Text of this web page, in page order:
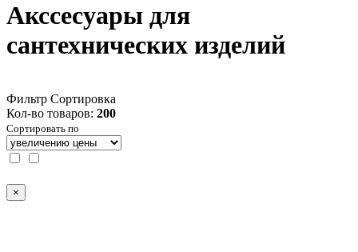
Акссесуары для
сантехнических изделий
Фильтр Сортировка
Кол-во товаров: 200
Сортировать по
×